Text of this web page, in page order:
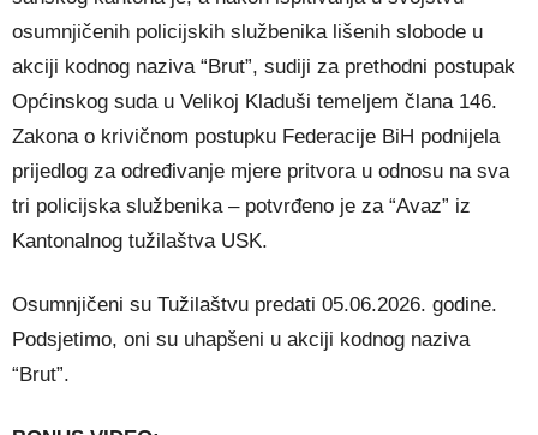
osumnjičenih policijskih službenika lišenih slobode u
akciji kodnog naziva “Brut”, sudiji za prethodni postupak
Općinskog suda u Velikoj Kladuši temeljem člana 146.
Zakona o krivičnom postupku Federacije BiH podnijela
prijedlog za određivanje mjere pritvora u odnosu na sva
tri policijska službenika – potvrđeno je za “Avaz” iz
Kantonalnog tužilaštva USK.
Osumnjičeni su Tužilaštvu predati 05.06.2026. godine.
Podsjetimo, oni su uhapšeni u akciji kodnog naziva
“Brut”.